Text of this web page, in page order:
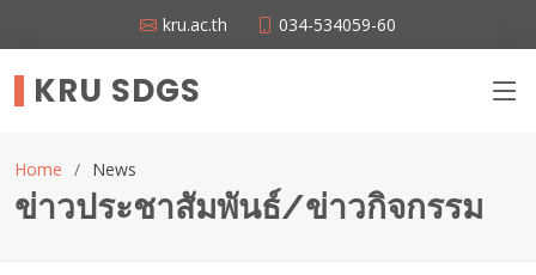
kru.ac.th 034-534059-60
KRU SDGS
Home News
ข่าวประชาสัมพันธ์/ข่าวกิจกรรม